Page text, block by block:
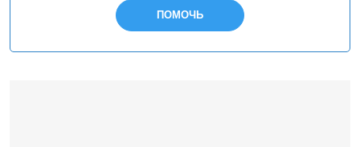
ПОМОЧЬ